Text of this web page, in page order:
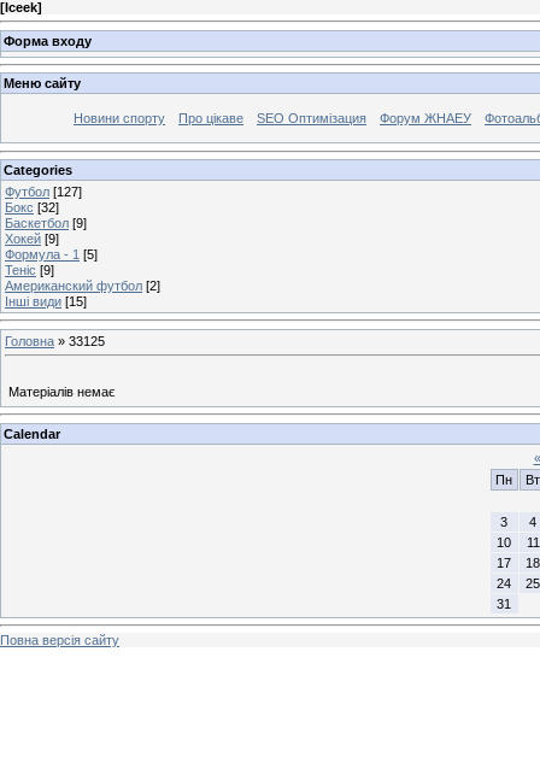
[Iceek]
Форма входу
Меню сайту
Новини спорту Про цікаве SEO Оптимізация Форум ЖНАЕУ
Categories
Футбол [127]
Бокс [32]
Баскетбол [9]
Хокей [9]
Формула - 1 [5]
Теніс [9]
Американский футбол [2]
Інші види [15]
Головна » 33125
Матеріалів немає
Calendar
«
Пн
Вт
3
4
10
11
17
18
24
25
31
Повна версія сайту